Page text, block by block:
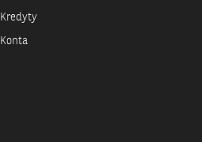
Kredyty
Konta